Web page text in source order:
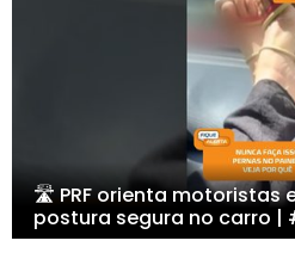
🛣️ PRF orienta motoristas
postura segura no carro |